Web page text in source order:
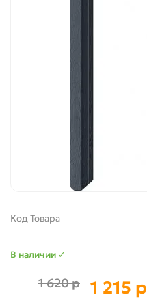
Код Товара
В наличии ✓
1 620 р 1 215 р